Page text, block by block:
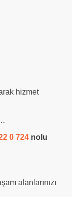
hizmet
0 724 nolu
alanlarınızı